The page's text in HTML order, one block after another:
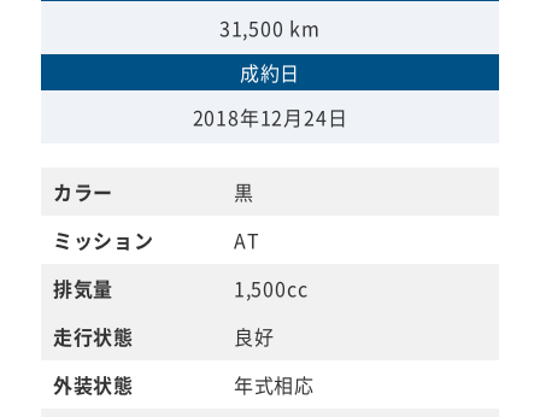
31,500 km
成約日
2018年12月24日
カラー
黒
ミッション
AT
排気量
1,500cc
走行状態
良好
外装状態
年式相応